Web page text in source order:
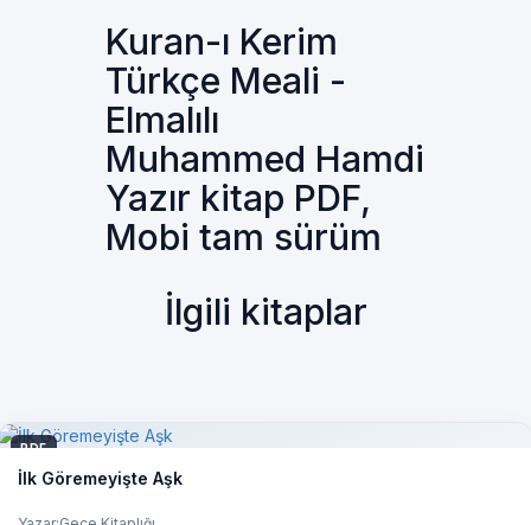
Kuran-ı Kerim
Türkçe Meali -
Elmalılı
Muhammed Hamdi
Yazır kitap PDF,
Mobi tam sürüm
İlgili kitaplar
PDF
İlk Göremeyişte Aşk